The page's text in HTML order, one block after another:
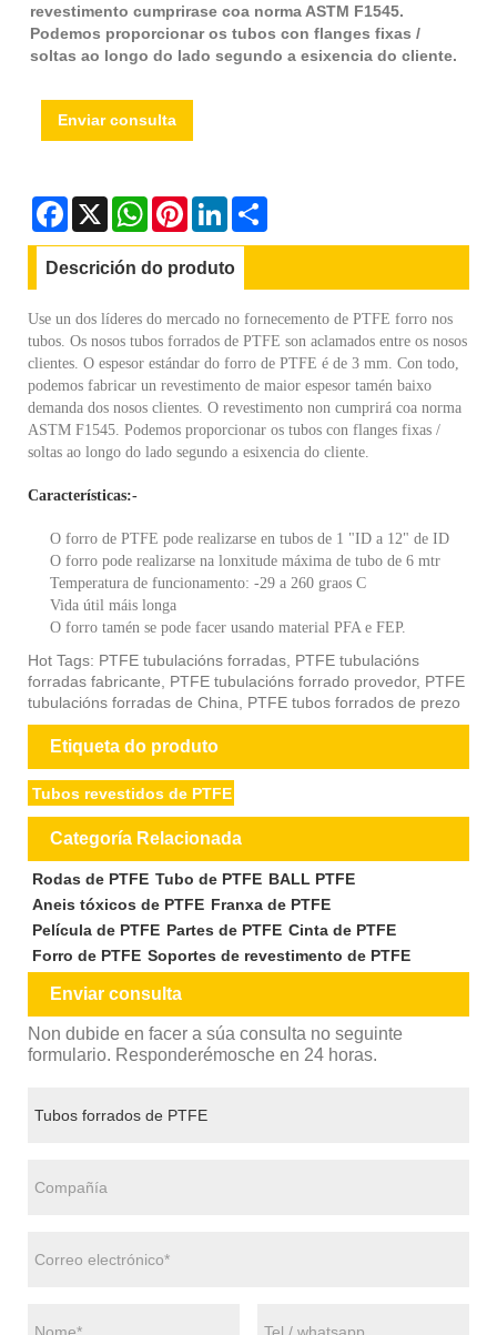
revestimento cumprirase coa norma ASTM F1545.
Podemos proporcionar os tubos con flanges fixas /
soltas ao longo do lado segundo a esixencia do cliente.
Enviar consulta
Facebook
X WhatsAppPinterestLinkedIn
Descrición do produto
Use un dos líderes do mercado no fornecemento de PTFE forro nos
tubos. Os nosos tubos forrados de PTFE son aclamados entre os nosos
clientes. O espesor estándar do forro de PTFE é de 3 mm. Con todo,
podemos fabricar un revestimento de maior espesor tamén baixo
demanda dos nosos clientes. O revestimento non cumprirá coa norma
ASTM F1545. Podemos proporcionar os tubos con flanges fixas /
soltas ao longo do lado segundo a esixencia do cliente.
Características:-
O forro de PTFE pode realizarse en tubos de 1 "ID a 12" de ID
O forro pode realizarse na lonxitude máxima de tubo de 6 mtr
Temperatura de funcionamento: -29 a 260 graos C
Vida útil máis longa
O forro tamén se pode facer usando material PFA e FEP.
Hot Tags: PTFE tubulacións forradas, PTFE tubulacións
forradas fabricante, PTFE tubulacións forrado provedor, PTFE
tubulacións forradas de China, PTFE tubos forrados de prezo
Etiqueta do produto
Tubos revestidos de PTFE
Categoría Relacionada
Rodas de PTFE Tubo de PTFE BALL PTFE
Aneis tóxicos de PTFE Franxa de PTFE
Película de PTFE Partes de PTFE Cinta de PTFE
Forro de PTFE Soportes de revestimento de PTFE
Enviar consulta
Non dubide en facer a súa consulta no seguinte
formulario. Responderémosche en 24 horas.